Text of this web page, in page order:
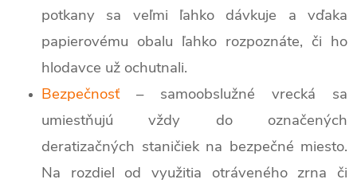
potkany sa veľmi ľahko dávkuje a vďaka
papierovému obalu ľahko rozpoznáte, či ho
hlodavce už ochutnali.
Bezpečnosť– samoobslužné vrecká sa
umiestňujú vždy do označených
deratizačných staničiek na bezpečné miesto.
Na rozdiel od využitia otráveného zrna či